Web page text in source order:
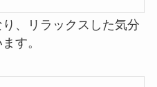
、リラックスした気分
す。